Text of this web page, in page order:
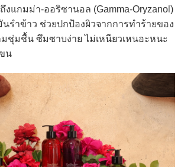
งแกมม่า-ออริซานอล (Gamma-Oryzanol)
รำข้าว ช่วยปกป้องผิวจากการทำร้ายของ
ชุ่มชื้น ซึมซาบง่าย ไม่เหนียวเหนอะหนะ
น